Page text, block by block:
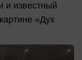
и известный
«Дух